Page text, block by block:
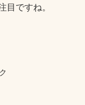
目ですね。